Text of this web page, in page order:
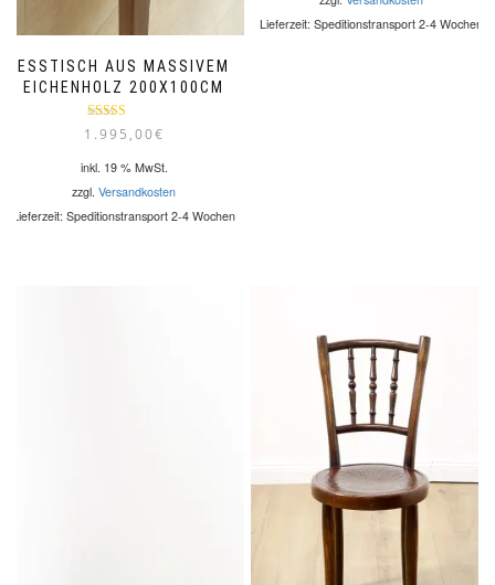
ESSTISCH AUS MASSIVEM
EICHENHOLZ 200X100CM
Bewertet mit
5.00 von 5
1.995,00€
inkl. 19 % MwSt.
zzgl. Versandkosten
Lieferzeit: Speditionstransport 2-4 Wochen
Lieferzeit: Speditionstransport 2-4 Wochen